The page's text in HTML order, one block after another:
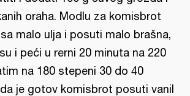
oraha. Modlu za komisbrot
malo ulja i posuti malo brašna,
i peći u rerni 20 minuta na 220
na 180 stepeni 30 do 40
je gotov komisbrot posuti vanil